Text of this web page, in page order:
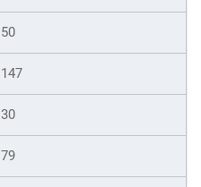
50
147
30
79